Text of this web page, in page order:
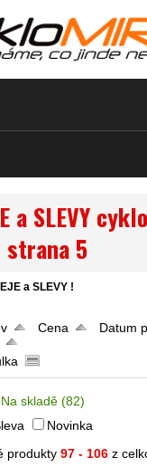
a SLEVY
5
a SLEVY !
Cena
Datum
Na skladě (82)
Novinka
produkty 97 - 106 z